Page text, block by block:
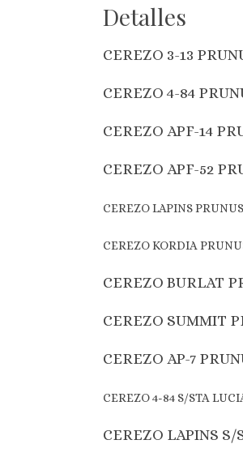
Detalles
CEREZO 3-13
CEREZO 4-84
CEREZO APF-14
CEREZO APF-52
CEREZO LAPINS
CEREZO KORDIA
CEREZO BURLAT
CEREZO SUMMIT
CEREZO AP-7
CEREZO 4-84 S/STA
CEREZO LAPINS